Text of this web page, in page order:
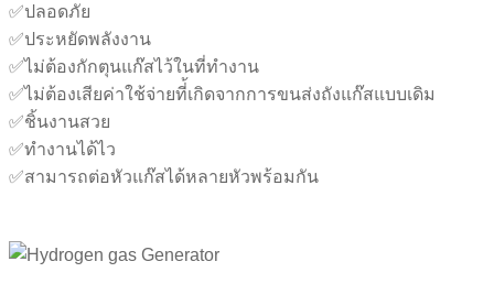
✅ปลอดภัย
✅ประหยัดพลังงาน
✅ไม่ต้องกักตุนแก๊สไว้ในที่ทำงาน
✅ไม่ต้องเสียค่าใช้จ่ายที่้เกิดจากการขนส่งถังแก๊สแบบเดิม
✅ชิ้นงานสวย
✅ทำงานได้ไว
✅สามารถต่อหัวแก๊สได้หลายหัวพร้อมกัน